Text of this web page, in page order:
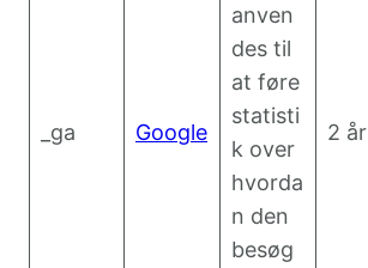
_ga Google
anven
des til
at føre
statisti
k over
hvorda
n den
besøg
2 år